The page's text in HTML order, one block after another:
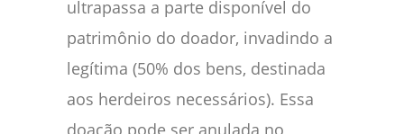
ultrapassa a parte disponível do
patrimônio do doador, invadindo a
legítima (50% dos bens, destinada
aos herdeiros necessários). Essa
doação pode ser anulada no